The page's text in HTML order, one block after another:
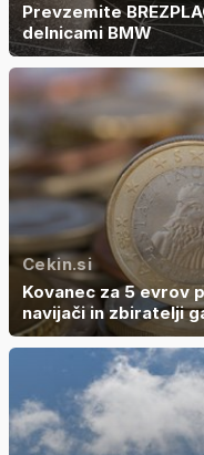
Prevzemite
delnicami BMW
Cekin.si
Kovanec za 5 evrov
navijači in zbiratelji